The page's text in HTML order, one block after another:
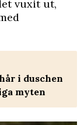
vuxit ut,
i duschen
myten